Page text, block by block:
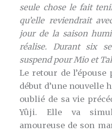
seule chose le fait
qu’elle reviendrait
jour de la saison
réalise. Durant six
suspend pour Mio et
Le retour de
début d’une nouvelle
oublié de sa vie
Yûji. Elle va
amoureuse de son